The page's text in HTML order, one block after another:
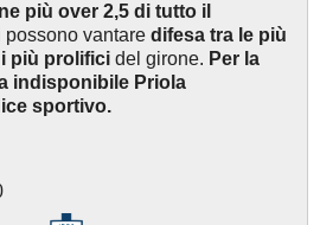
più over 2,5 di tutto il
possono vantare difesa tra le più
più prolifici del girone. Per la
indisponibile Priola
sportivo.